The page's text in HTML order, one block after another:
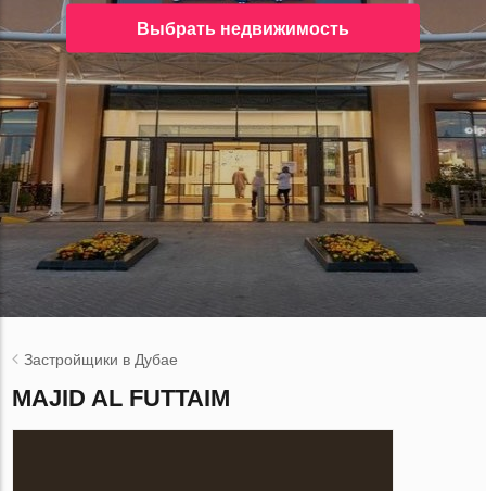
Выбрать недвижимость
Застройщики в Дубае
MAJID AL FUTTAIM